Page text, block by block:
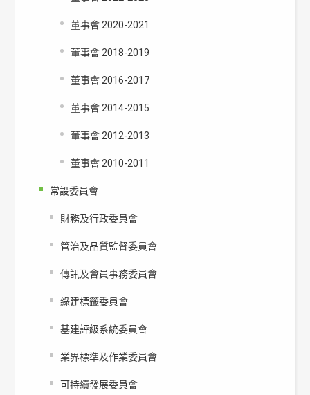
董事會 2020-2021
董事會 2018-2019
董事會 2016-2017
董事會 2014-2015
董事會 2012-2013
董事會 2010-2011
常設委員會
財務及行政委員會
管治及品質監督委員會
傳訊及會員事務委員會
綠建標籤委員會
基建評級系統委員會
業界標準及作業委員會
可持續發展委員會